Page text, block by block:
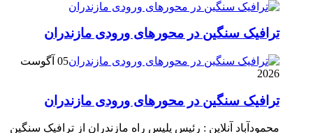
ترافیک سنگین در محور‌های ورودی مازندران
05 آگوست
2026
ترافیک سنگین در محور‌های ورودی مازندران
محمودآباد آنلاین : رئیس پلیس راه مازندران از ترافیک سنگین